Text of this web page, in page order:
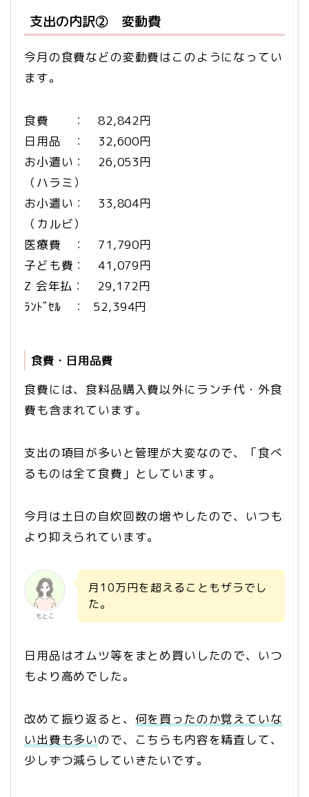
支出の内訳② 変動費
今月の食費などの変動費はこのようになってい
ます。
食費 ： 82,842円
日用品 ： 32,600円
お小遣い： 26,053円
（ハラミ）
お小遣い： 33,804円
（カルビ）
医療費 ： 71,790円
子ども費： 41,079円
Z 会年払： 29,172円
ﾗﾝﾄﾞｾﾙ ： 52,394円
食費・日用品費
食費には、食料品購入費以外にランチ代・外食
費も含まれています。
支出の項目が多いと管理が大変なので、「食べ
るものは全て食費」としています。
今月は土日の自炊回数の増やしたので、いつも
より抑えられています。
もとこ
月10万円を超えることもザラでし
た。
日用品はオムツ等をまとめ買いしたので、いつ
もより高めでした。
改めて振り返ると、 何を買ったのか覚えていな
い出費も多いので、こちらも内容を精査して、
少しずつ減らしていきたいです。